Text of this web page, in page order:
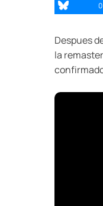
0
Despues
la